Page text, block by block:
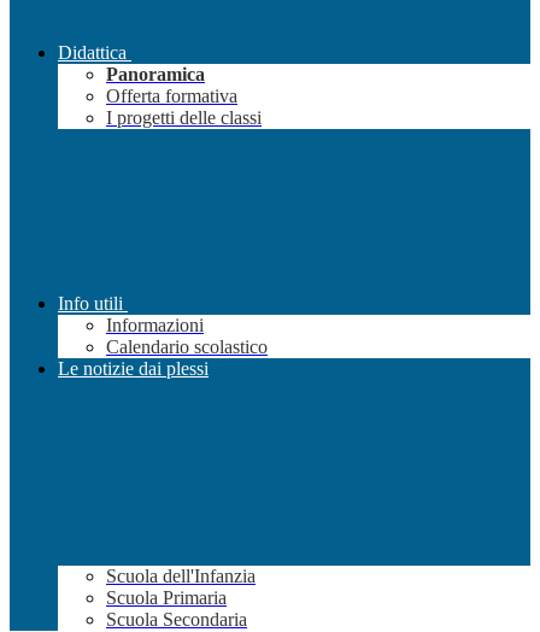
Didattica
Panoramica
Offerta formativa
I progetti delle classi
Info utili
Informazioni
Calendario scolastico
Le notizie dai plessi
Scuola dell'Infanzia
Scuola Primaria
Scuola Secondaria